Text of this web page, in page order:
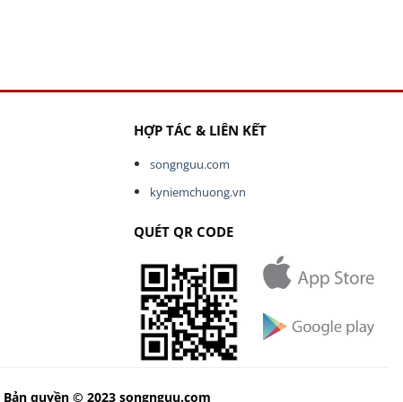
HỢP TÁC & LIÊN KẾT
songnguu.com
kyniemchuong.vn
QUÉT QR CODE
Bản quyền © 2023 songnguu.com